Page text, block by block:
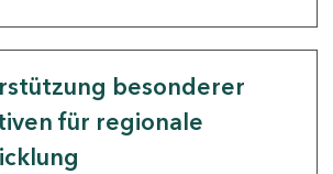
besonderer
für regionale